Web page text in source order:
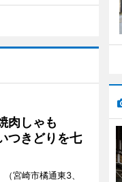
肉しゃも
つきどりを七
宮崎市橘通東3、